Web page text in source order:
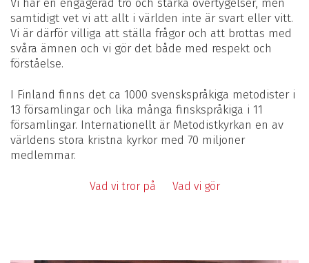
Vi har en engagerad tro och starka övertygelser, men
samtidigt vet vi att allt i världen inte är svart eller vitt.
Vi är därför villiga att ställa frågor och att brottas med
svåra ämnen och vi gör det både med respekt och
förståelse.
I Finland finns det ca 1000 svenskspråkiga metodister i
13 församlingar och lika många finskspråkiga i 11
församlingar. Internationellt är Metodistkyrkan en av
världens stora kristna kyrkor med 70 miljoner
medlemmar.
Vad vi tror på Vad vi gör